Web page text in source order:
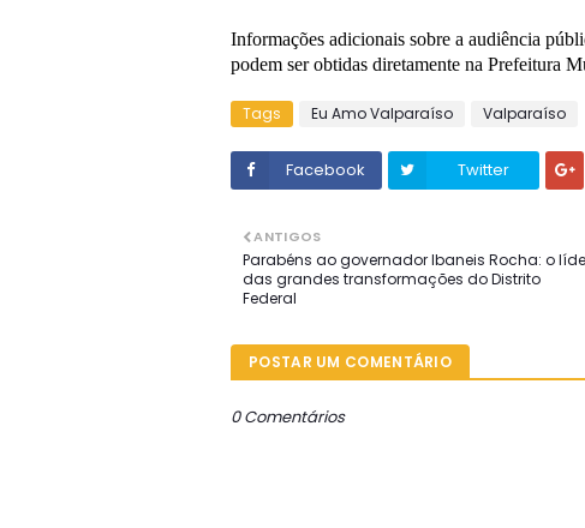
Informações adicionais sobre a audiência
podem ser obtidas diretamente na Prefeitura
Tags Eu Amo Valparaíso Valparaíso
Facebook Twitter
ANTIGOS
Parabéns ao governador Ibaneis Rocha: o
das grandes transformações do Distrito
Federal
POSTAR UM COMENTÁRIO
0 Comentários